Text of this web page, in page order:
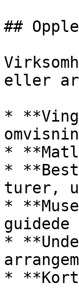
##
eller
*
*
*
turer,
*
*
*